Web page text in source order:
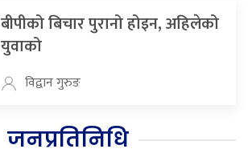
बीपीको बिचार पुरानो होइन, अहिलेको
युवाको
विद्वान गुरुङ
जनप्रतिनिधि